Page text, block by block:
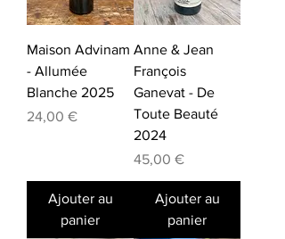
Maison Advinam
- Allumée
Blanche 2025
Prix
24,00 €
Ajouter au
panier
Anne & Jean
François
Ganevat - De
Toute Beauté
2024
Prix
45,00 €
Ajouter au
panier